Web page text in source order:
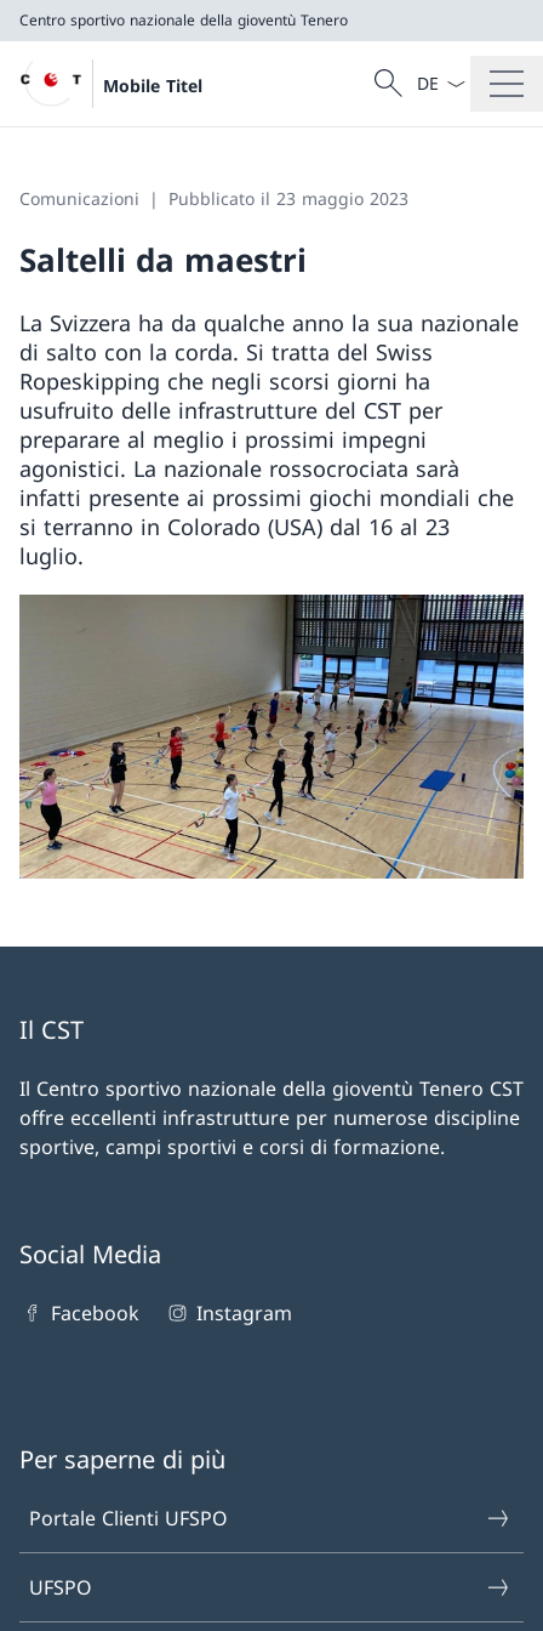
Centro sportivo nazionale della gioventù Tenero
Mobile Titel
Cercare
Ricerca
Dal menu a
Comunicazioni Pubblicato il 23 maggio 2023
Saltelli da maestri
La Svizzera ha da qualche anno la sua nazionale
di salto con la corda. Si tratta del Swiss
Ropeskipping che negli scorsi giorni ha
usufruito delle infrastrutture del CST per
preparare al meglio i prossimi impegni
agonistici. La nazionale rossocrociata sarà
infatti presente ai prossimi giochi mondiali che
si terranno in Colorado (USA) dal 16 al 23
luglio.
Il CST
Il Centro sportivo nazionale della gioventù Tenero CST
offre eccellenti infrastrutture per numerose discipline
sportive, campi sportivi e corsi di formazione.
Social Media
Facebook Instagram
Per saperne di più
Portale Clienti UFSPO
UFSPO